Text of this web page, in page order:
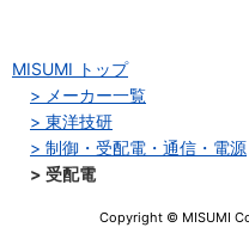
MISUMI トップ
メーカー一覧
東洋技研
制御・受配電・通信・電源
受配電
Copyright © MISUMI